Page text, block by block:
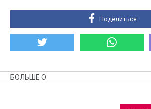
Поделиться
БОЛЬШЕ О